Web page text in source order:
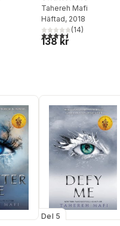
Totalt antal röster:
Tahereh Mafi
Häftad, 2018
4,5utav 5 stjärnor.
(14)
138 kr
Del 5